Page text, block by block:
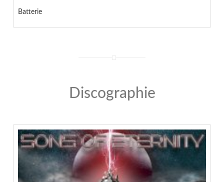
Batterie
Discographie